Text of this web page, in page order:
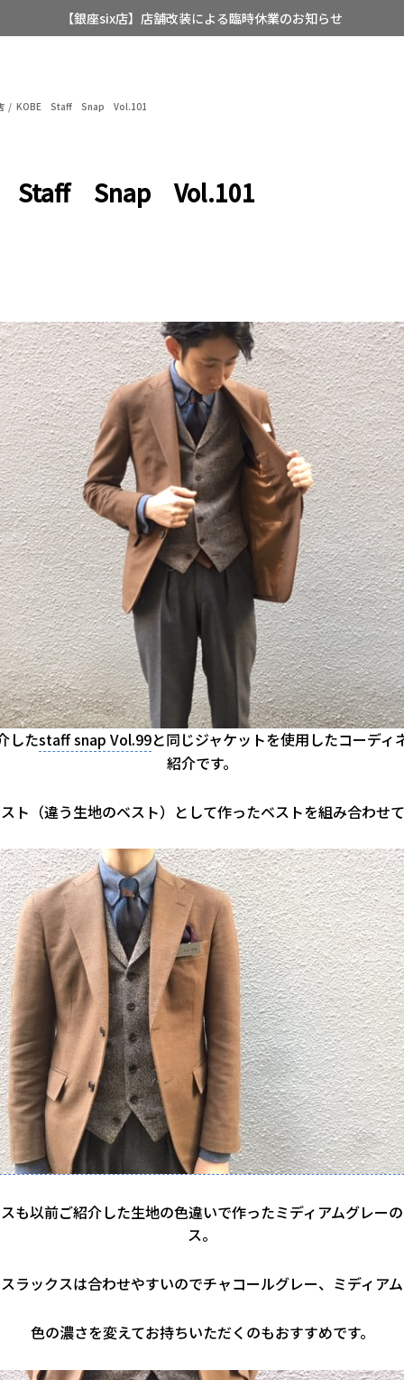
【銀座six店】店舗改装による臨時休業のお知らせ
KOBE Staff Snap Vol.101
Staff Snap Vol.101
したstaff snap Vol.99と同じジャケットを使用したコーディ
紹介です。
ト（違う生地のベスト）として作ったベストを組み合わせ
も以前ご紹介した生地の色違いで作ったミディアムグレー
ス。
ラックスは合わせやすいのでチャコールグレー、ミディア
色の濃さを変えてお持ちいただくのもおすすめです。